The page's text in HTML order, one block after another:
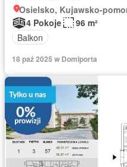
Osielsko, Kujawsko-
4 Pokoje
96 m²
Balkon
18 paź 2025 w Domiporta